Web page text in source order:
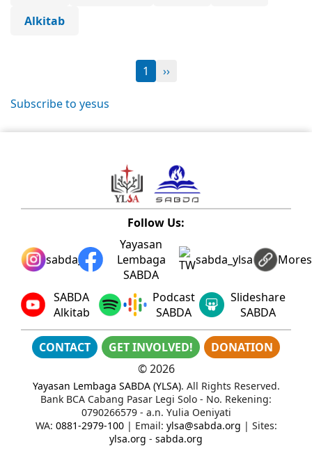
Alkitab
1 ››
Subscribe to yesus
Follow Us:
sabda_ylsa
Yayasan
Lembaga
SABDA
sabda_ylsa Mores
SABDA
Alkitab
Podcast
SABDA
Slideshare
SABDA
CONTACT GET INVOLVED!
DONATION
©2026
Yayasan Lembaga SABDA (YLSA). All Rights Reserved.
Bank BCA Cabang Pasar Legi Solo - No. Rekening:
0790266579 - a.n. Yulia Oeniyati
WA: 0881-2979-100| Email: ylsa@sabda.org | Sites:
ylsa.org - sabda.org